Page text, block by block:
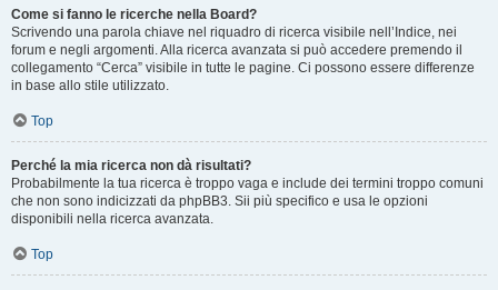
Come si fanno le ricerche nella Board?
Scrivendo una parola chiave nel riquadro di ricerca visibile nell’Indice, nei
forum e negli argomenti. Alla ricerca avanzata si può accedere premendo il
collegamento “Cerca” visibile in tutte le pagine. Ci possono essere differenze
in base allo stile utilizzato.
Top
Perché la mia ricerca non dà risultati?
Probabilmente la tua ricerca è troppo vaga e include dei termini troppo comuni
che non sono indicizzati da phpBB3. Sii più specifico e usa le opzioni
disponibili nella ricerca avanzata.
Top